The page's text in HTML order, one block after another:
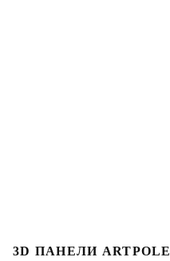
3D ПАНЕЛИ ARTPOLE